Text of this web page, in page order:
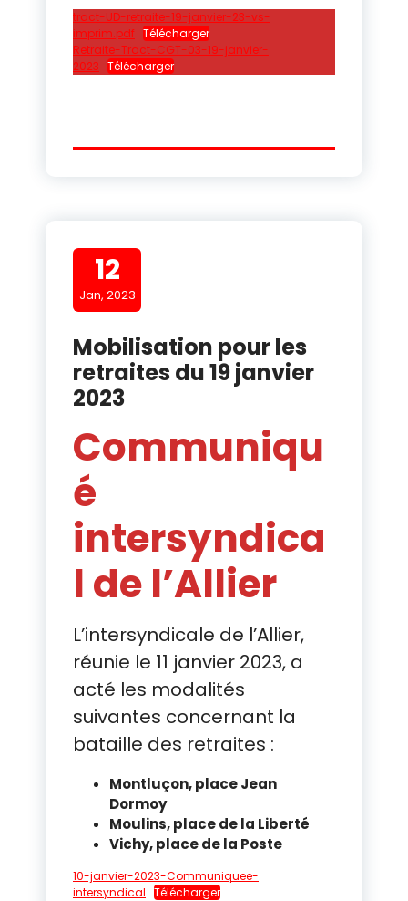
tract-UD-retraite-19-janvier-23-vs-
imprim.pdf Télécharger
Retraite-Tract-CGT-03-19-janvier-
2023 Télécharger
12
Jan, 2023
Mobilisation pour les
retraites du 19 janvier
2023
Communiqu
é
intersyndica
l de l’Allier
L’intersyndicale de l’Allier,
réunie le 11 janvier 2023, a
acté les modalités
suivantes concernant la
bataille des retraites :
Montluçon, place Jean
Dormoy
Moulins, place de la Liberté
Vichy, place de la Poste
10-janvier-2023-Communiquee-
intersyndical Télécharger